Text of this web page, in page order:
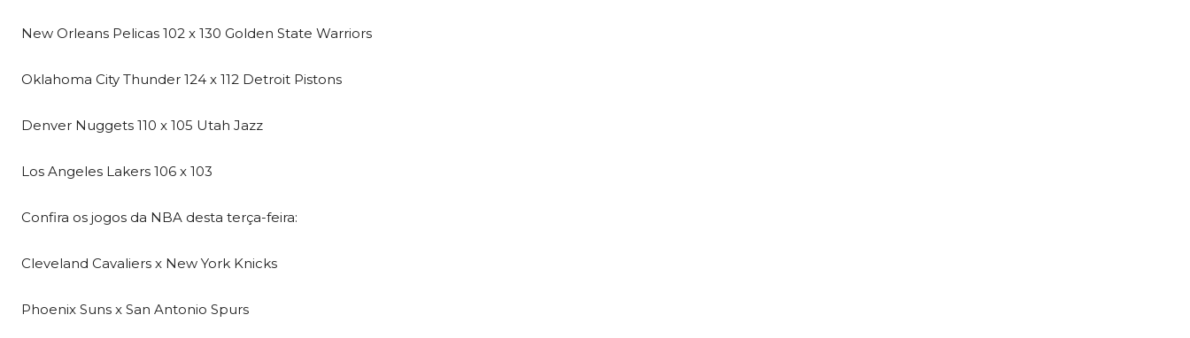
New Orleans Pelicas 102 x 130 Golden State Warriors
Oklahoma City Thunder 124 x 112 Detroit Pistons
Denver Nuggets 110 x 105 Utah Jazz
Los Angeles Lakers 106 x 103
Confira os jogos da NBA desta terça-feira:
Cleveland Cavaliers x New York Knicks
Phoenix Suns x San Antonio Spurs